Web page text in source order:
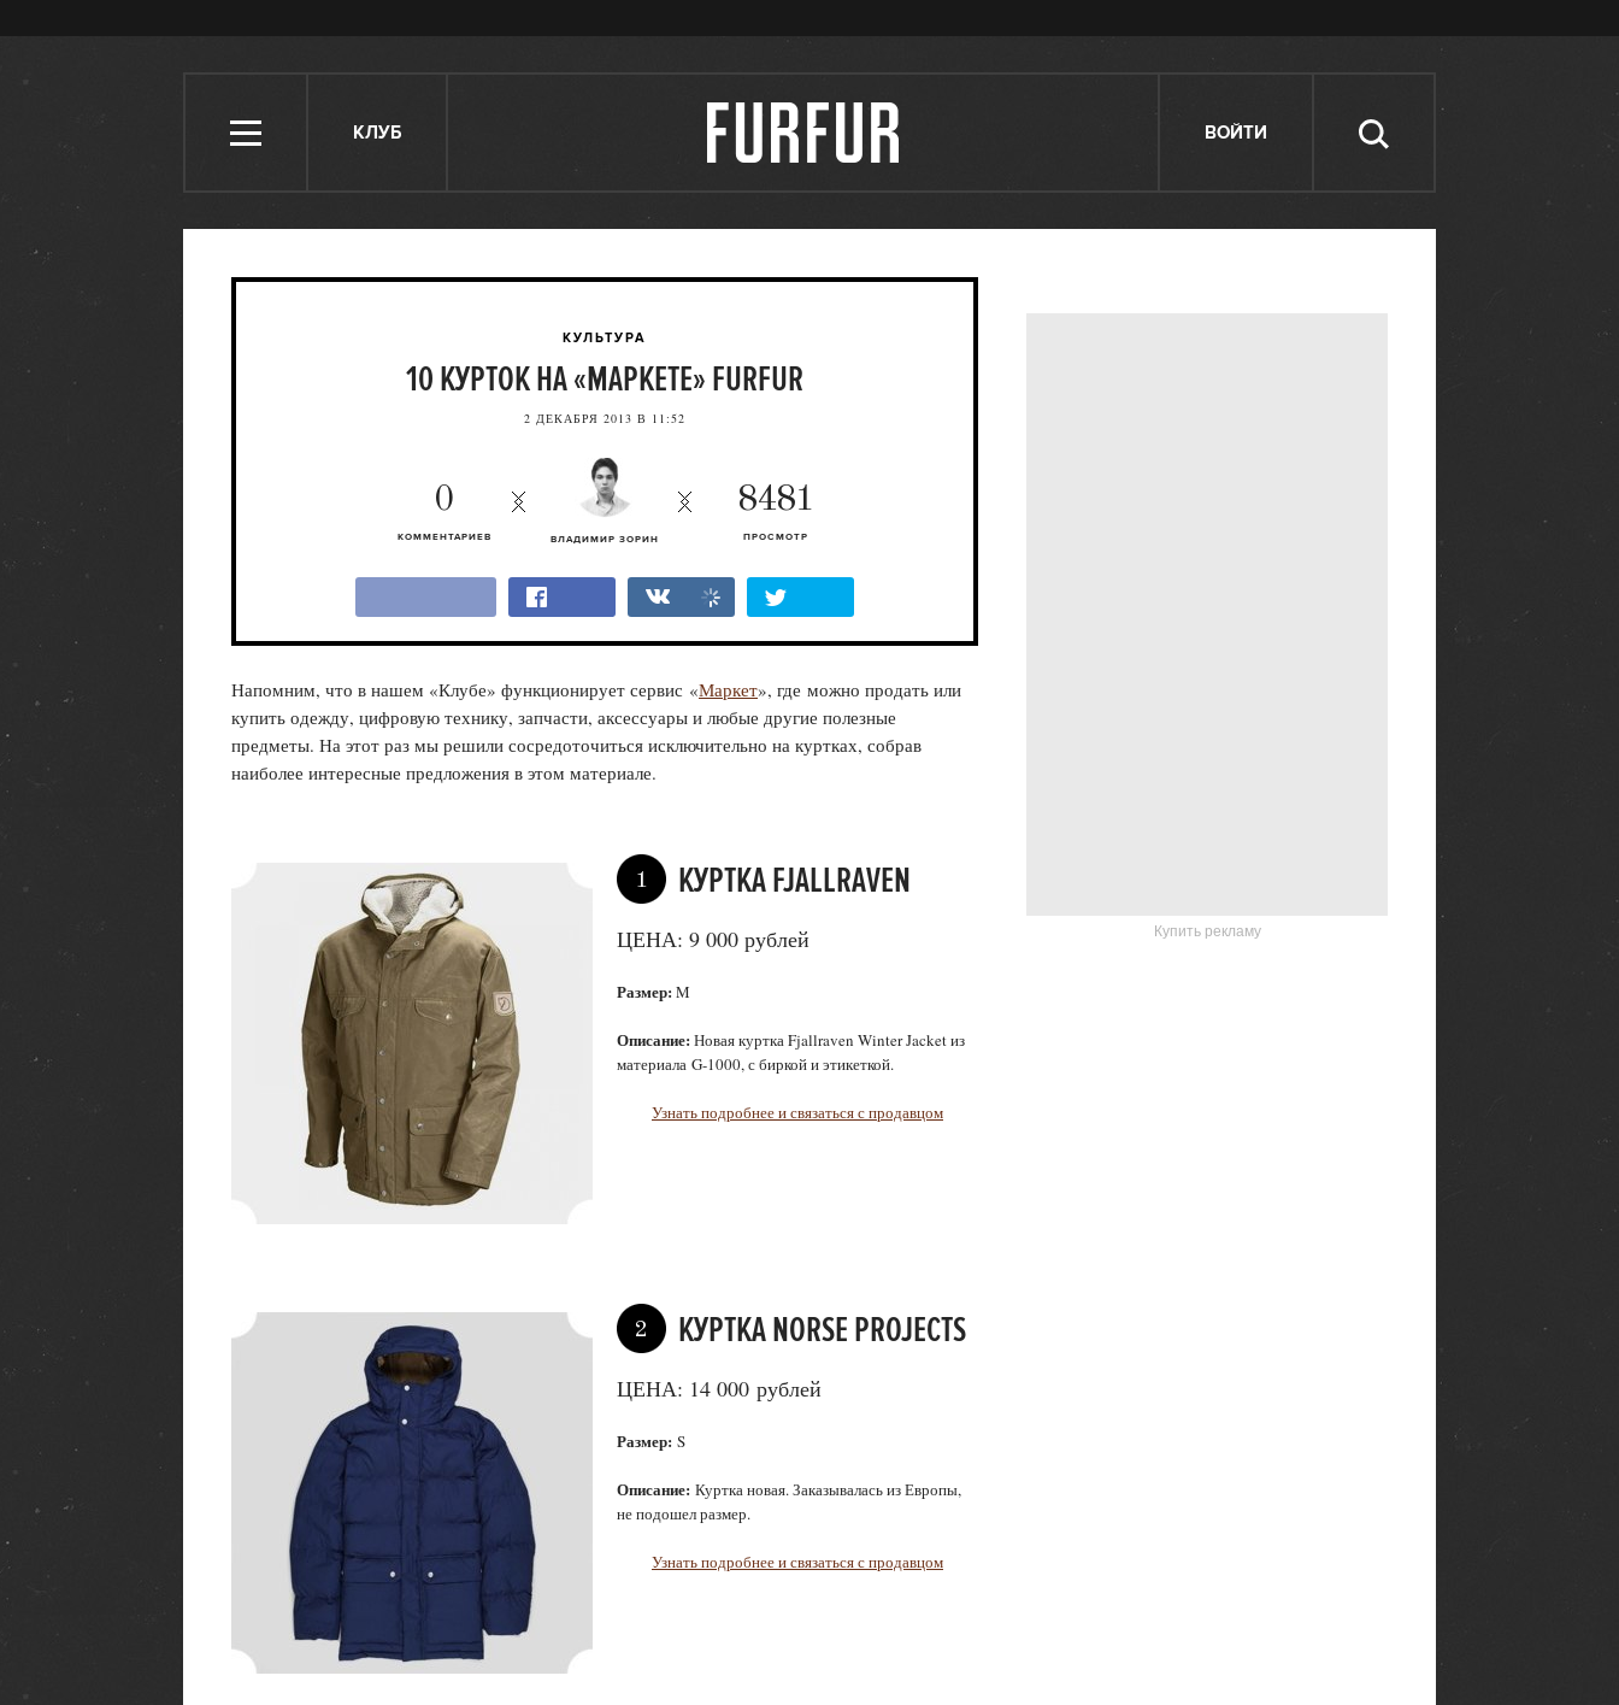
КЛУБ ВОЙТИ
КУЛЬТУРА
10 КУРТОК НА «МАРКЕТЕ» FURFUR
2 ДЕКАБРЯ 2013 В 11:52
ВЛАДИМИР ЗОРИН
8481
ПРОСМОТР
0
КОММЕНТАРИЕВ
Напомним, что в нашем «Клубе» функционирует сервис «Маркет», где можно продать или
купить одежду, цифровую технику, запчасти, аксессуары и любые другие полезные
предметы. На этот раз мы решили сосредоточиться исключительно на куртках, собрав
наиболее интересные предложения в этом материале.
1 КУРТКА FJALLRAVEN
ЦЕНА: 9 000 рублей
Размер: M
Описание: Новая куртка Fjallraven Winter Jacket из
материала G-1000, с биркой и этикеткой.
Узнать подробнее и связаться с продавцом
2 КУРТКА NORSE PROJECTS
ЦЕНА: 14 000 рублей
Размер: S
Описание: Куртка новая. Заказывалась из Европы,
не подошел размер.
Узнать подробнее и связаться с продавцом
Купить рекламу